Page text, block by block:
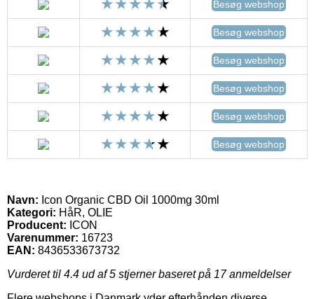
Besøg webshop
Besøg webshop
Besøg webshop
Besøg webshop
Besøg webshop
Besøg webshop
Navn: Icon Organic CBD Oil 1000mg 30ml
Kategori: HåR, OLIE
Producent: ICON
Varenummer: 16723
EAN: 8436533673732
Vurderet til 4.4 ud af 5 stjerner baseret på 17anmeldelser